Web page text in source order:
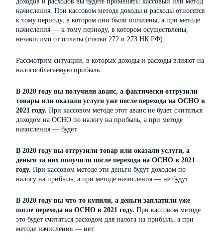
начисления. При кассовом методе доходы и расходы относятся
к тому периоду, в котором они были оплачены, а при методе
начисления — к тому периоду, в котором осуществлены,
независимо от оплаты (статьи 272 и 273 НК РФ).
Рассмотрим ситуации, в которых доходы и расходы влияют на
налогооблагаемую прибыль.
В 2020 году вы получили аванс, а фактически отгрузили
товары или оказали услуги уже после перехода на ОСНО в
2021 году. При кассовом методе этот аванс не будет считаться
доходом на ОСНО по налогу на прибыль, а при методе
начисления — будет.
В 2020 году вы отгрузили товар или оказали услуги, а
деньги за них получили после перехода на ОСНО в 2021
году. При кассовом методе эти деньги будут доходом по
налогу на прибыль, а при методе начисления — не будут.
В 2020 году вы что-то купили, а деньги заплатили уже
после перехода на ОСНО в 2021 году. При кассовом методе
это будет считаться расходом для налога на прибыль, а при
методе начисления — нет.